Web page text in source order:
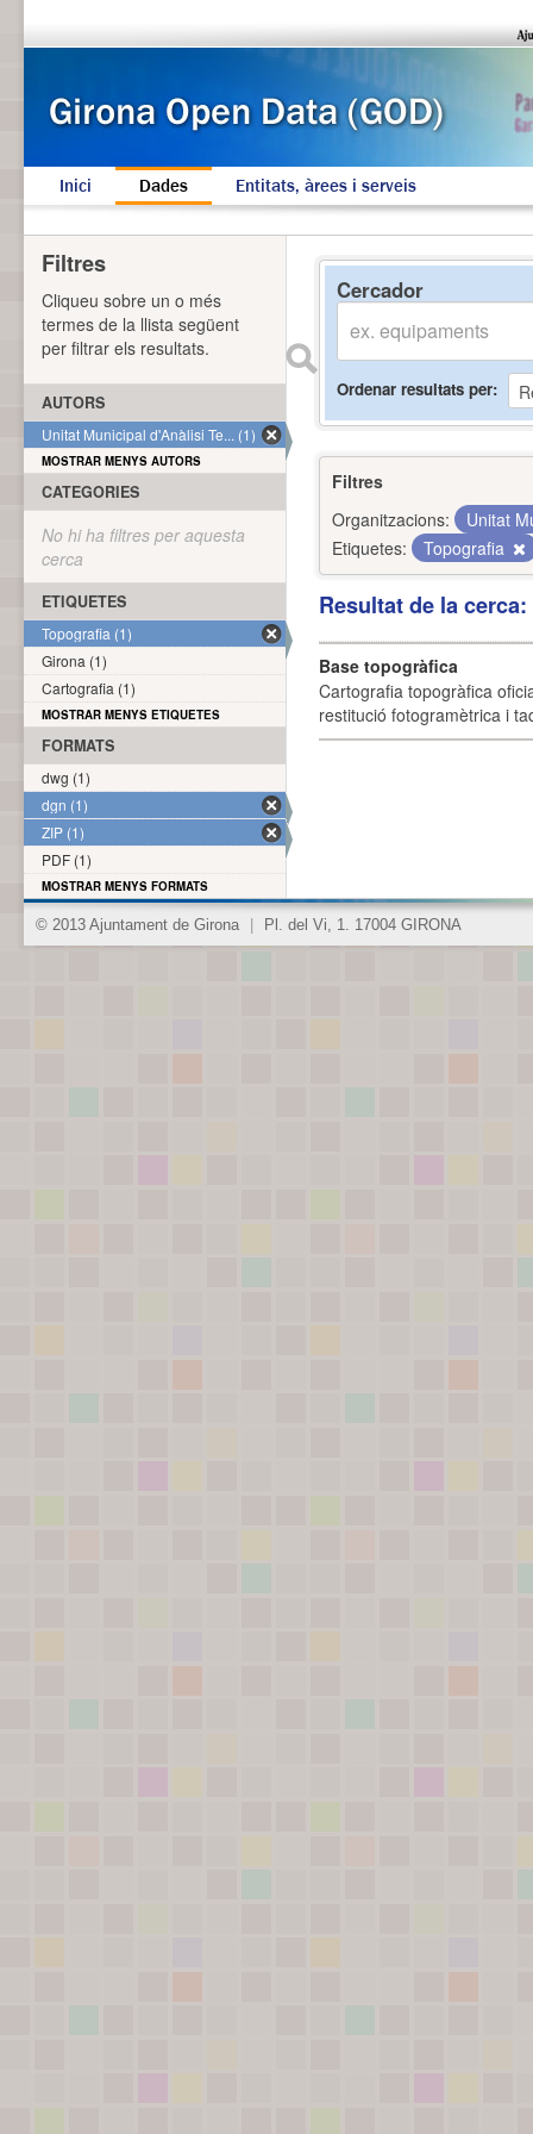
Inici Dades Entitats, àrees i serveis
Cercador
Ordenar resultats per
Filtres
Organitzacions:
Unitat
Etiquetes:
Topografia
Resultat de la
Base topogràfica
Cartografia topogràfica
restitució fotogramètrica i
Filtres
Cliqueu sobre un o més
termes de la llista següent
per filtrar els resultats.
AUTORS
Unitat Municipal d'Anàlisi Te... (1)
MOSTRAR MENYS AUTORS
CATEGORIES
No hi ha filtres per aquesta
cerca
ETIQUETES
Topografia (1)
Girona (1)
Cartografia (1)
MOSTRAR MENYS ETIQUETES
FORMATS
dwg (1)
dgn (1)
ZIP (1)
PDF (1)
MOSTRAR MENYS FORMATS
© 2013 Ajuntament de Girona Pl. del Vi, 1. 17004 GIRONA